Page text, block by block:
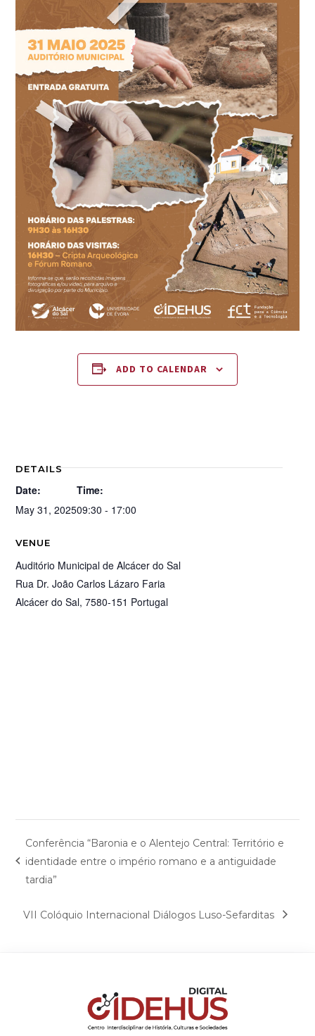
ADD TO CALENDAR
DETAILS
Date:
May 31, 2025
Time:
09:30 - 17:00
VENUE
Auditório Municipal de Alcácer do Sal
Rua Dr. João Carlos Lázaro Faria
Alcácer do Sal, 7580-151 Portugal
Conferência “Baronia e o Alentejo Central: Território e
identidade entre o império romano e a antiguidade
tardia”
VII Colóquio Internacional Diálogos Luso-Sefarditas